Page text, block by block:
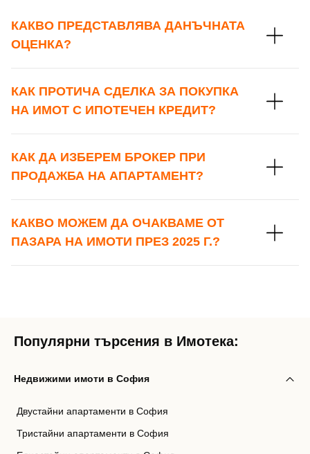
КАКВО ПРЕДСТАВЛЯВА ДАНЪЧНАТА
ОЦЕНКА?
КАК ПРОТИЧА СДЕЛКА ЗА ПОКУПКА
НА ИМОТ С ИПОТЕЧЕН КРЕДИТ?
КАК ДА ИЗБЕРЕМ БРОКЕР ПРИ
ПРОДАЖБА НА АПАРТАМЕНТ?
КАКВО МОЖЕМ ДА ОЧАКВАМЕ ОТ
ПАЗАРА НА ИМОТИ ПРЕЗ 2025 Г.?
Популярни търсения в Имотека:
Недвижими имоти в София
Двустайни апартаменти в София
Тристайни апартаменти в София